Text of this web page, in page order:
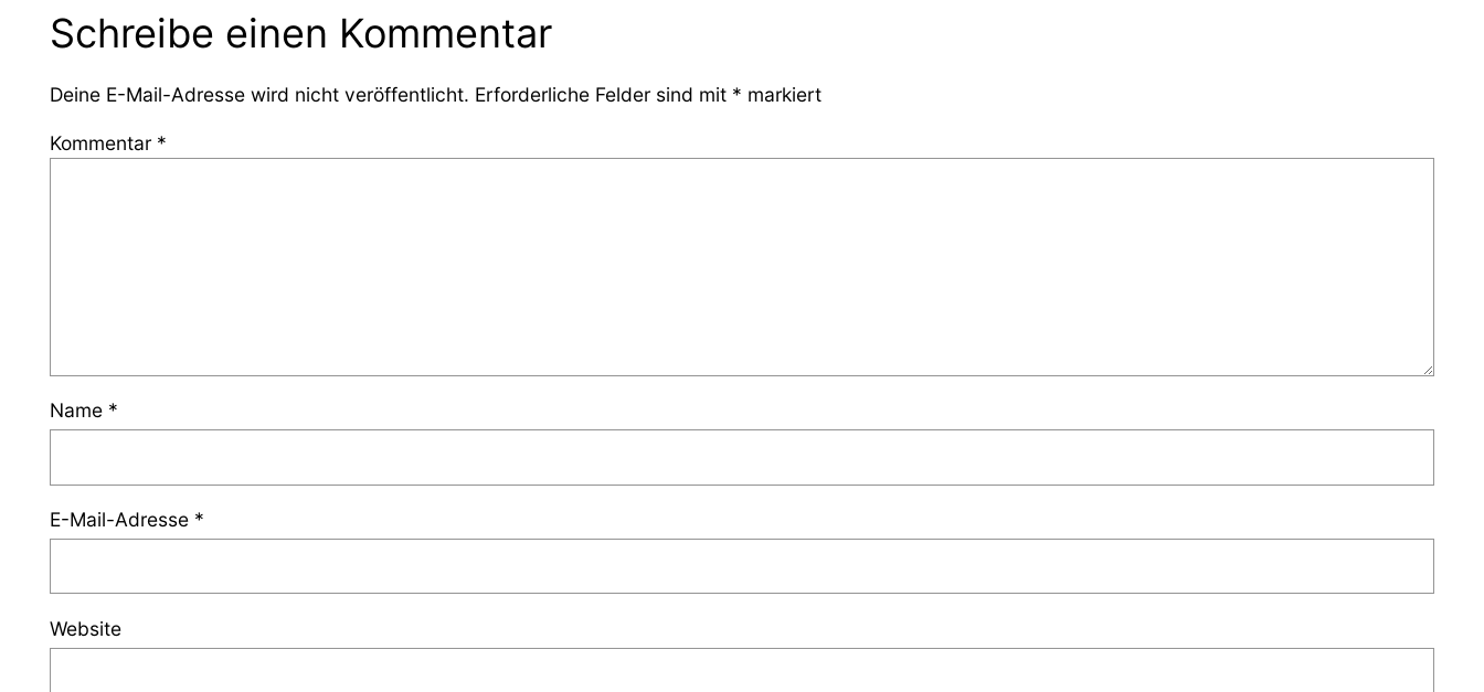
Schreibe einen Kommentar
Deine E-Mail-Adresse wird nicht veröffentlicht. Erforderliche Felder sind mit * markiert
Kommentar *
Name *
E-Mail-Adresse *
Website